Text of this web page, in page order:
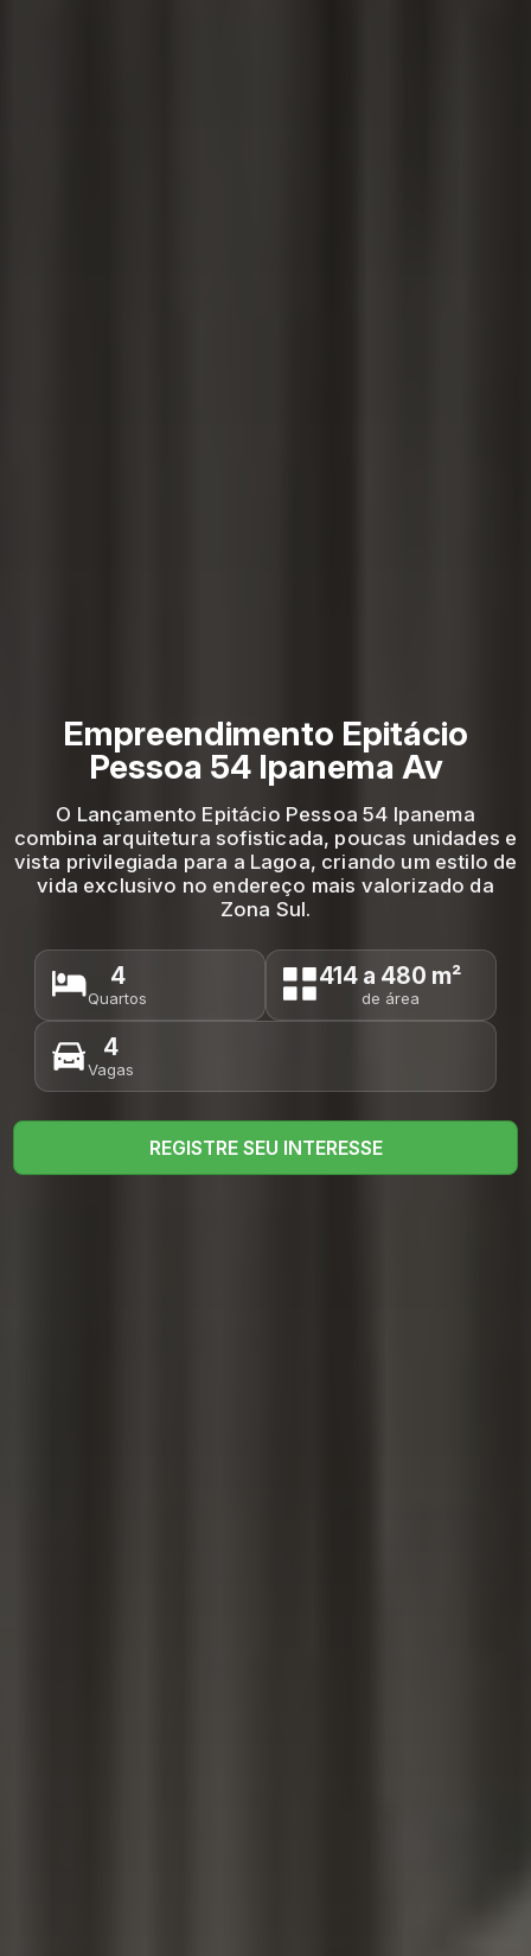
Empreendimento Epitácio
Pessoa 54 Ipanema Av
O Lançamento Epitácio Pessoa 54 Ipanema
combina arquitetura sofisticada, poucas unidades e
vista privilegiada para a Lagoa, criando um estilo de
vida exclusivo no endereço mais valorizado da
Zona Sul.
4
Quartos
414 a 480 m²
de área
4
Vagas
REGISTRE SEU INTERESSE